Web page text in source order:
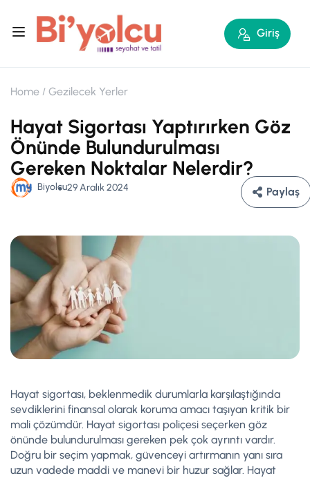
Giriş
Home Gezilecek Yerler
Hayat Sigortası Yaptırırken Göz
Önünde Bulundurulması
Gereken Noktalar Nelerdir?
Biyolcu29 Aralık 2024 Paylaş
Hayat sigortası, beklenmedik durumlarla karşılaştığında
sevdiklerini finansal olarak koruma amacı taşıyan kritik bir
mali çözümdür. Hayat sigortası poliçesi seçerken göz
önünde bulundurulması gereken pek çok ayrıntı vardır.
Doğru bir seçim yapmak, güvenceyi artırmanın yanı sıra
uzun vadede maddi ve manevi bir huzur sağlar. Hayat